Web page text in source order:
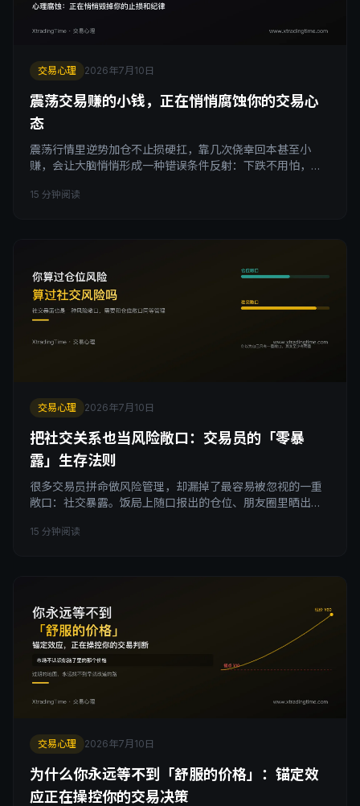
交易心理 2026年7月10日
震荡交易赚的小钱，正在悄悄腐蚀你的交易心
态
震荡行情里逆势加仓不止损硬扛，靠几次侥幸回本甚至小
赚，会让大脑悄悄形成一种错误条件反射：下跌不用怕，越
设置越来越随意，加仓越来越凭感觉，直到某一次不会反弹
15 分钟阅读
交易心理 2026年7月10日
把社交关系也当风险敞口：交易员的「零暴
露」生存法则
很多交易员拼命做风险管理，却漏掉了最容易被忽视的一重
敞口：社交暴露。饭局上随口报出的仓位、朋友圈里晒出的
反向操纵的入口。这篇文章拆解社交暴露带来的四类真实风
15 分钟阅读
交易心理 2026年7月10日
为什么你永远等不到「舒服的价格」：锚定效
应正在操控你的交易决策